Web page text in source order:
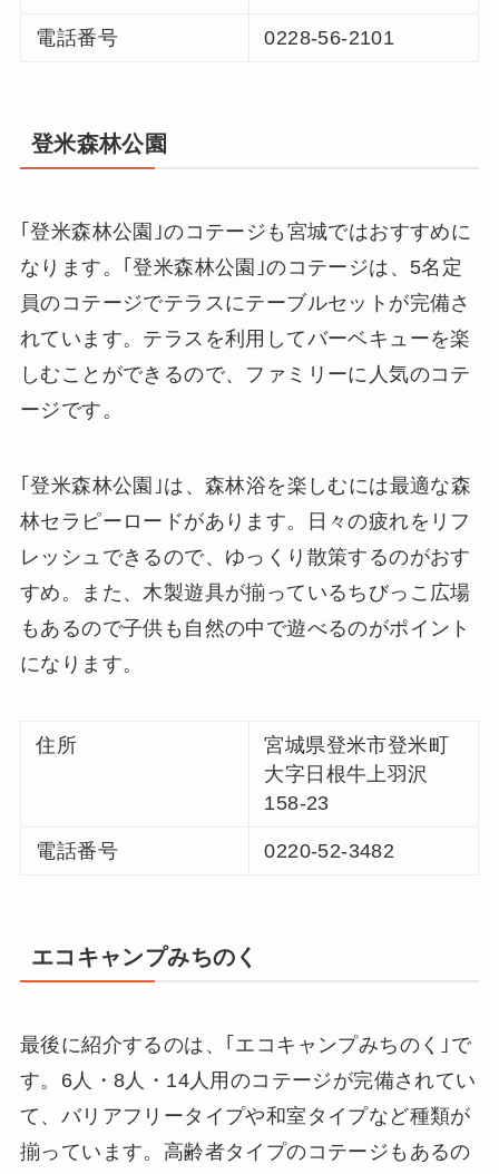
電話番号 0228-56-2101
登米森林公園
｢登米森林公園｣のコテージも宮城ではおすすめに
なります。｢登米森林公園｣のコテージは、5名定
員のコテージでテラスにテーブルセットが完備さ
れています。テラスを利用してバーベキューを楽
しむことができるので、ファミリーに人気のコテ
ージです。
｢登米森林公園｣は、森林浴を楽しむには最適な森
林セラピーロードがあります。日々の疲れをリフ
レッシュできるので、ゆっくり散策するのがおす
すめ。また、木製遊具が揃っているちびっこ広場
もあるので子供も自然の中で遊べるのがポイント
になります。
住所
宮城県登米市登米町
大字日根牛上羽沢
158-23
電話番号 0220-52-3482
エコキャンプみちのく
最後に紹介するのは、｢エコキャンプみちのく｣で
す。6人・8人・14人用のコテージが完備されてい
て、バリアフリータイプや和室タイプなど種類が
揃っています。高齢者タイプのコテージもあるの